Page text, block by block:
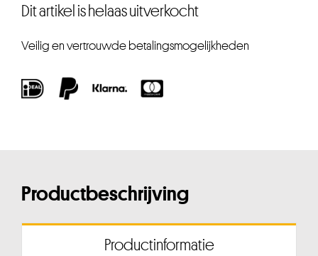
Dit artikel is helaas uitverkocht
Veilig en vertrouwde betalingsmogelijkheden
Productbeschrijving
Productinformatie